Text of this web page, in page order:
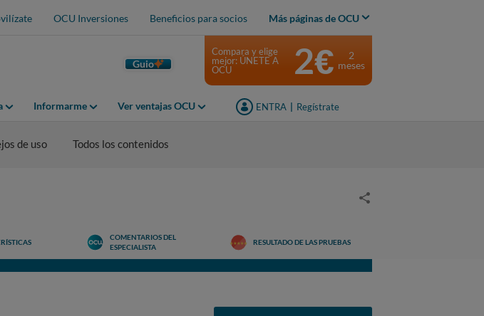
OCU Inversiones Beneficios para socios Más páginas de OCU
Guio
Informarme Ver ventajas OCU ENTRA Regístrate
Compara y elige
mejor: ÚNETE A
OCU
2€
2
meses
de uso Todos los contenidos
COMENTARIOS DEL
ESPECIALISTA
RESULTADO DE LAS PRUEBAS